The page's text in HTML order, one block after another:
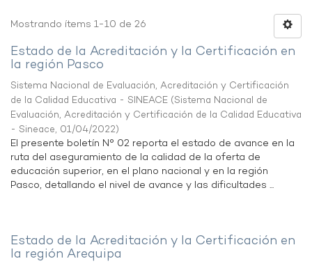
Mostrando ítems 1-10 de 26
Estado de la Acreditación y la Certificación en
la región Pasco
Sistema Nacional de Evaluación, Acreditación y Certificación
de la Calidad Educativa - SINEACE (Sistema Nacional de
Evaluación, Acreditación y Certificación de la Calidad Educativa
- Sineace, 01/04/2022)
El presente boletín N° 02 reporta el estado de avance en la
ruta del aseguramiento de la calidad de la oferta de
educación superior, en el plano nacional y en la región
Pasco, detallando el nivel de avance y las dificultades ...
Estado de la Acreditación y la Certificación en
la región Arequipa